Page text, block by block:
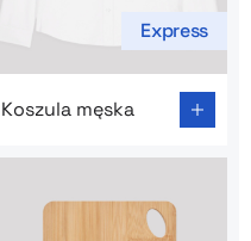
Express
Koszula męska